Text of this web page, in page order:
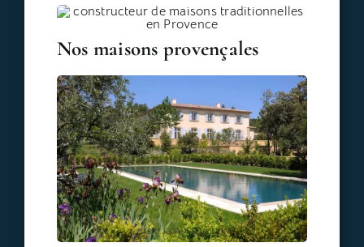
Nos maisons provençales